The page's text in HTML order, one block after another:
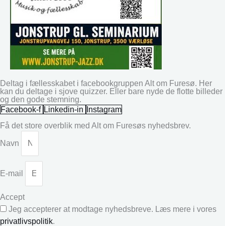
Deltag i fællesskabet i facebookgruppen Alt om Furesø. Her
kan du deltage i sjove quizzer. Eller bare nyde de flotte billeder
og den gode stemning.
Facebook-f Linkedin-in
Instagram
Få det store overblik med Alt om Furesøs nyhedsbrev.
Navn
E-mail
Accept
Jeg accepterer at modtage nyhedsbreve. Læs mere i vores
privatlivspolitik.